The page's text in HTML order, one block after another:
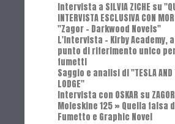
Intervista a SILVIA ZICHE su
INTERVISTA ESCLUSIVA CON
"Zagor - Darkwood Novels"
L'Intervista - Kirby Academy,
punto di riferimento unico
fumetti
Saggio e analisi di "TESLA AND
LODGE"
Intervista con OSKAR su ZAGOR
Moleskine 125 » Quella falsa
Fumetto e Graphic Novel